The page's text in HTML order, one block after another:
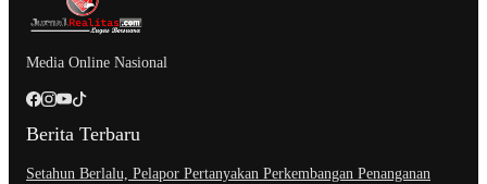
Media Online Nasional
Berita Terbaru
Setahun Berlalu, Pelapor Pertanyakan Perkembangan Penanganan